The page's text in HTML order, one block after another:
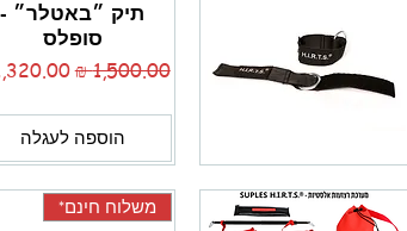
תיק ״באטלר״ -
סופלס
מחיר רגיל‏1,500.00 ‏₪ מחיר‏1,320.00 ‏₪
הוספה לעגלה
משלוח חינם*